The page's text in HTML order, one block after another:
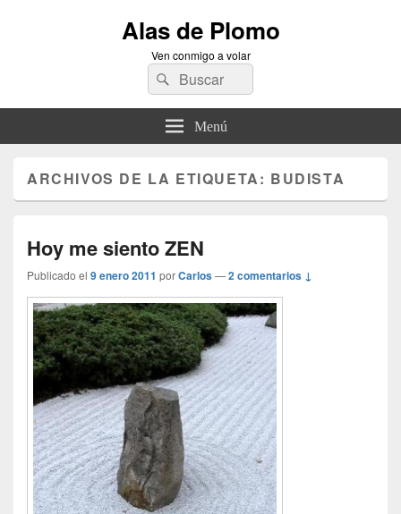
Alas de Plomo
Ven conmigo a volar
Buscar
por:
Buscar
Menú
ARCHIVOS DE LA ETIQUETA: BUDISTA
Hoy me siento ZEN
Publicado el 9 enero 2011 porCarlos—2 comentarios ↓